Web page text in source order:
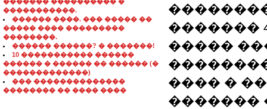
�����������.
������ ����. ��� ����� ��
����� ���� ���������
��������.
������ ������? � �������!
10 ����������� ������
������ � ������ �� ������ (�
�������������)
��� ��������������
�������� �� ���� ����
�������
�����
���� �
�������